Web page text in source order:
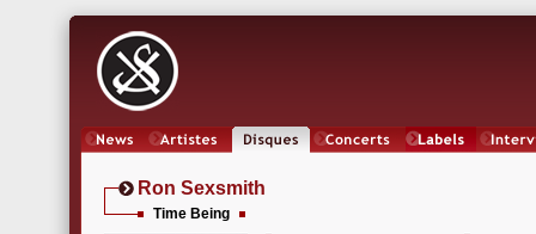
Ron Sexsmith
Time Being